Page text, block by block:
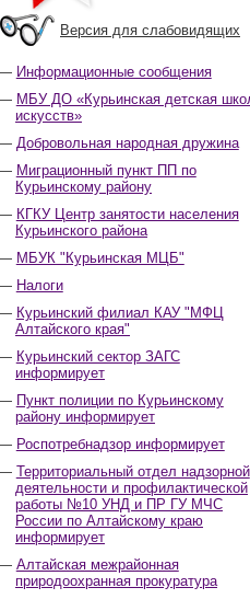
Версия для слабовидящих
Информационные сообщения
МБУ ДО «Курьинская детская
искусств»
Добровольная народная дружина
Миграционный пункт ПП по
Курьинскому району
КГКУ Центр занятости населения
Курьинского района
МБУК "Курьинская МЦБ"
Налоги
Курьинский филиал КАУ "МФЦ
Алтайского края"
Курьинский сектор ЗАГС
информирует
Пункт полиции по Курьинскому
району информирует
Роспотребнадзор информирует
Территориальный отдел надзорной
деятельности и профилактической
работы №10 УНД и ПР ГУ МЧС
России по Алтайскому краю
информирует
Алтайская межрайонная
природоохранная прокуратура